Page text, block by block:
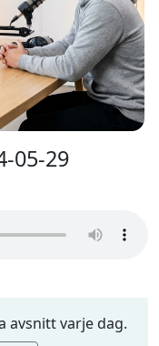
05-29
avsnitt varje dag.